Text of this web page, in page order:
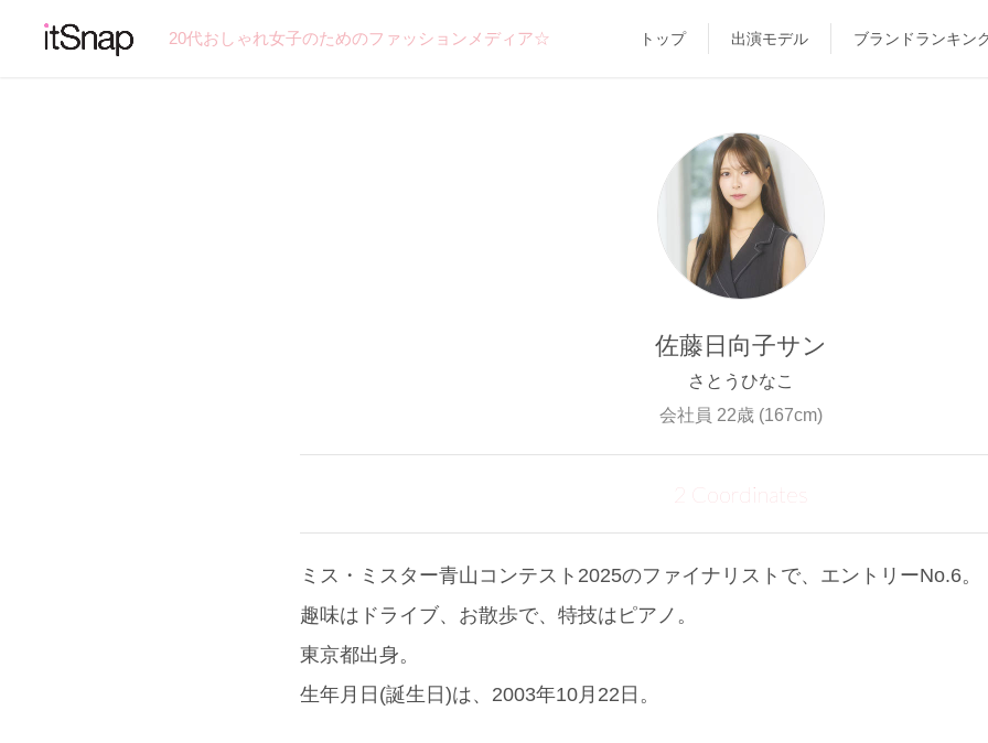
20代おしゃれ女子のためのファッションメディア☆ トップ 出演モデル ブランドランキン
佐藤日向子サン
さとうひなこ
会社員 22歳 (167cm)
2 Coordinates
ミス・ミスター青山コンテスト2025のファイナリストで、エントリーNo.6。
趣味はドライブ、お散歩で、特技はピアノ。
東京都出身。
生年月日(誕生日)は、2003年10月22日。